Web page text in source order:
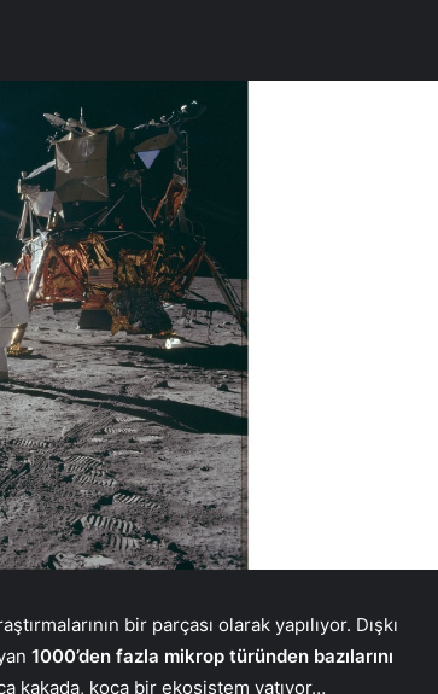
bir parçası olarak yapılıyor. Dışkı
1000’den fazla mikrop türünden bazılarını
kakada, koca bir ekosistem yatıyor…